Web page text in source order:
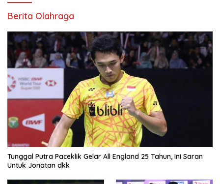
Berita Olahraga
Tunggal Putra Paceklik Gelar All England 25 Tahun, Ini Saran
Untuk Jonatan dkk